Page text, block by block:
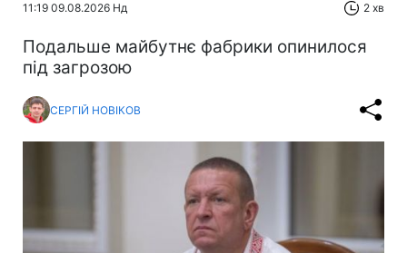
11:19 09.08.2026 Нд 2 хв
Подальше майбутнє фабрики опинилося
під загрозою
СЕРГІЙ НОВІКОВ